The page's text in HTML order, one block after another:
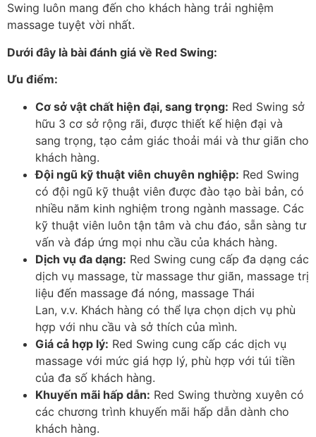
Swing luôn mang đến cho khách hàng trải nghiệm
massage tuyệt vời nhất.
Dưới đây là bài đánh giá về Red Swing:
Ưu điểm:
Cơ sở vật chất hiện đại, sang trọng: Red Swing sở
hữu 3 cơ sở rộng rãi, được thiết kế hiện đại và
sang trọng, tạo cảm giác thoải mái và thư giãn cho
khách hàng.
Đội ngũ kỹ thuật viên chuyên nghiệp: Red Swing
có đội ngũ kỹ thuật viên được đào tạo bài bản, có
nhiều năm kinh nghiệm trong ngành massage. Các
kỹ thuật viên luôn tận tâm và chu đáo, sẵn sàng tư
vấn và đáp ứng mọi nhu cầu của khách hàng.
Dịch vụ đa dạng: Red Swing cung cấp đa dạng các
dịch vụ massage, từ massage thư giãn, massage trị
liệu đến massage đá nóng, massage Thái
Lan, v.v. Khách hàng có thể lựa chọn dịch vụ phù
hợp với nhu cầu và sở thích của mình.
Giá cả hợp lý: Red Swing cung cấp các dịch vụ
massage với mức giá hợp lý, phù hợp với túi tiền
của đa số khách hàng.
Khuyến mãi hấp dẫn: Red Swing thường xuyên có
các chương trình khuyến mãi hấp dẫn dành cho
khách hàng.